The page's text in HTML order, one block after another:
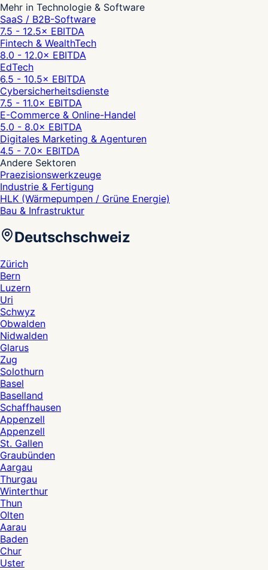
Mehr in Technologie & Software
SaaS / B2B-Software
7.5 - 12.5× EBITDA
Fintech & WealthTech
8.0 - 12.0× EBITDA
EdTech
6.5 - 10.5× EBITDA
Cybersicherheitsdienste
7.5 - 11.0× EBITDA
E-Commerce & Online-Handel
5.0 - 8.0× EBITDA
Digitales Marketing & Agenturen
4.5 - 7.0× EBITDA
Andere Sektoren
Praezisionswerkzeuge
Industrie & Fertigung
HLK (Wärmepumpen / Grüne Energie)
Bau & Infrastruktur
Deutschschweiz
Zürich
Bern
Luzern
Uri
Schwyz
Obwalden
Nidwalden
Glarus
Zug
Solothurn
Basel
Baselland
Schaffhausen
Appenzell
Appenzell
St. Gallen
Graubünden
Aargau
Thurgau
Winterthur
Thun
Olten
Aarau
Baden
Chur
Uster